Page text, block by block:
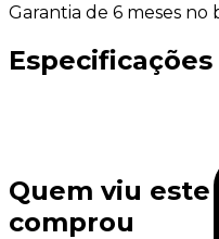
Garantia de 6 meses no
Especificações
Quem viu
comprou